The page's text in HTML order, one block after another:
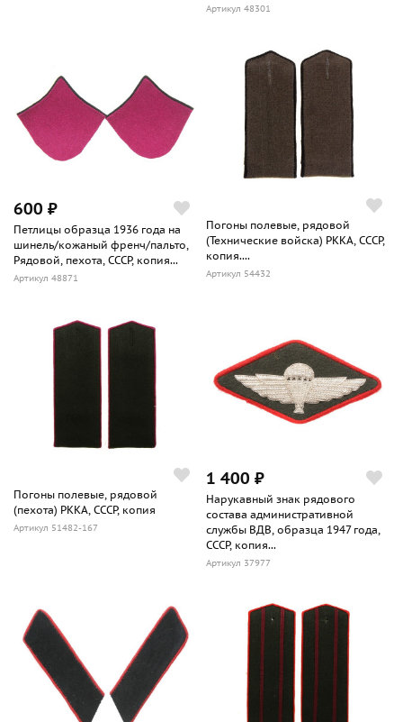
Артикул 48301
600 ₽
Петлицы образца 1936 года на
шинель/кожаный френч/пальто,
Рядовой, пехота, СССР, копия...
Артикул 48871
Погоны полевые, рядовой
(Технические войска) РККА, СССР,
копия....
Артикул 54432
Погоны полевые, рядовой
(пехота) РККА, СССР, копия
Артикул 51482-167
1 400 ₽
Нарукавный знак рядового
состава административной
службы ВДВ, образца 1947 года,
СССР, копия...
Артикул 37977